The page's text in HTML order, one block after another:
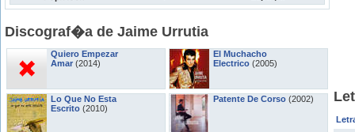
Discograf�a de Jaime Urrutia
Quiero Empezar
Amar (2014)
Lo Que No Esta
Escrito (2010)
El Muchacho
Electrico (2005)
Patente De Corso (2002)